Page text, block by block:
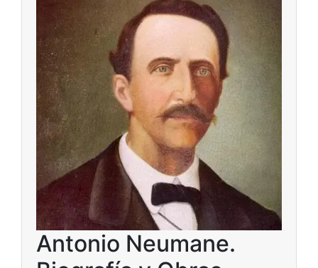
Antonio Neumane.